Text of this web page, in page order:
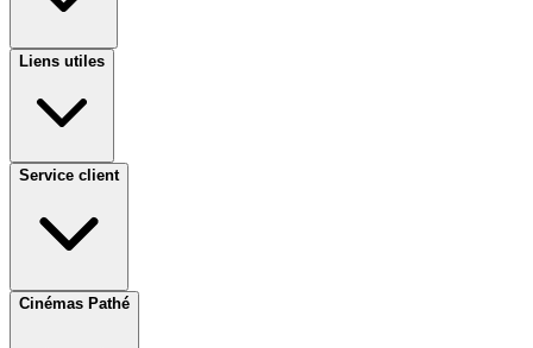
Liens utiles
Service client
Cinémas Pathé